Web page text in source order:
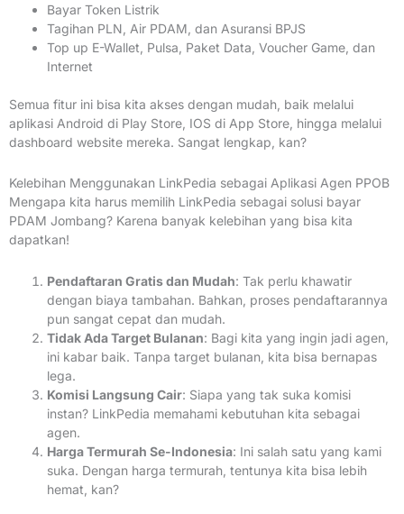
Bayar Token Listrik
Tagihan PLN, Air PDAM, dan Asuransi BPJS
Top up E-Wallet, Pulsa, Paket Data, Voucher Game, dan
Internet
Semua fitur ini bisa kita akses dengan mudah, baik melalui
aplikasi Android di Play Store, IOS di App Store, hingga melalui
dashboard website mereka. Sangat lengkap, kan?
Kelebihan Menggunakan LinkPedia sebagai Aplikasi Agen PPOB
Mengapa kita harus memilih LinkPedia sebagai solusi bayar
PDAM Jombang? Karena banyak kelebihan yang bisa kita
dapatkan!
Pendaftaran Gratis dan Mudah: Tak perlu khawatir
dengan biaya tambahan. Bahkan, proses pendaftarannya
pun sangat cepat dan mudah.
Tidak Ada Target Bulanan: Bagi kita yang ingin jadi agen,
ini kabar baik. Tanpa target bulanan, kita bisa bernapas
lega.
Komisi Langsung Cair: Siapa yang tak suka komisi
instan? LinkPedia memahami kebutuhan kita sebagai
agen.
Harga Termurah Se-Indonesia: Ini salah satu yang kami
suka. Dengan harga termurah, tentunya kita bisa lebih
hemat, kan?